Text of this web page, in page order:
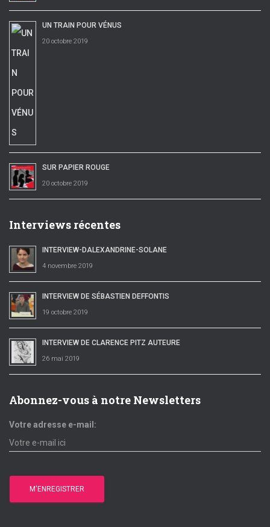
UN TRAIN POUR VÉNUS
20 octobre 2019
SUR PAPIER ROUGE
20 octobre 2019
Interviews récentes
INTERVIEW-DALEXANDRINE-SOLANE
4 novembre 2019
INTERVIEW DE SÉBASTIEN DEFFONTIS
19 octobre 2019
INTERVIEW DE CLARENCE PITZ AUTEURE
26 mai 2019
Abonnez-vous à notre Newsletters
Votre adresse e-mail: